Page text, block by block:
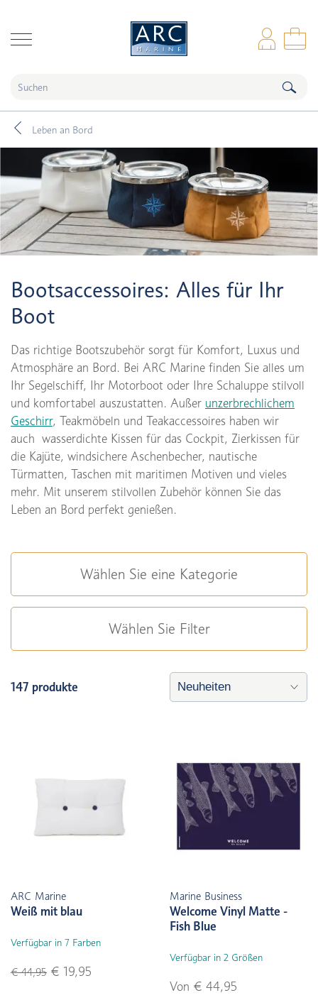
Leben an Bord
Bootsaccessoires: Alles für Ihr
Boot
Das richtige Bootszubehör sorgt für Komfort, Luxus und
Atmosphäre an Bord. Bei ARC Marine finden Sie alles um
Ihr Segelschiff, Ihr Motorboot oder Ihre Schaluppe stilvoll
und komfortabel auszustatten. Außer unzerbrechlichem
Geschirr, Teakmöbeln und Teakaccessoires haben wir
auch wasserdichte Kissen für das Cockpit, Zierkissen für
die Kajüte, windsichere Aschenbecher, nautische
Türmatten, Taschen mit maritimen Motiven und vieles
mehr. Mit unserem stilvollen Zubehör können Sie das
Leben an Bord perfekt genießen.
Wählen Sie eine Kategorie
Wählen Sie Filter
147 produkte
ARC Marine
Weiß mit blau
Verfügbar in 7 Farben
€ 44,95 € 19,95
Marine Business
Welcome Vinyl Matte -
Fish Blue
Verfügbar in 2 Größen
Von € 44,95